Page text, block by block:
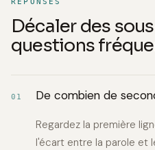
Décaler des
questions
01 De combien de
Regardez la première
l'écart entre la parole et